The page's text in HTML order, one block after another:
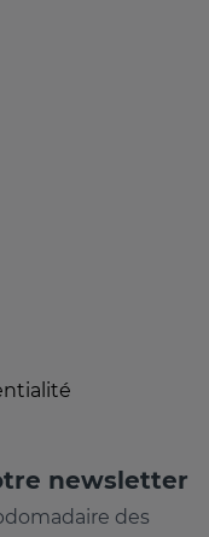
newsletter
des